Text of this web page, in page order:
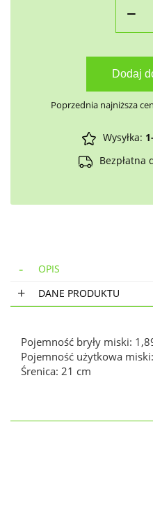
Dodaj
Poprzednia najniższa
Wysyłka:
Bezpłatna
OPIS
DANE PRODUKTU
Pojemność bryły miski:
Pojemność użytkowa
Śrenica: 21 cm